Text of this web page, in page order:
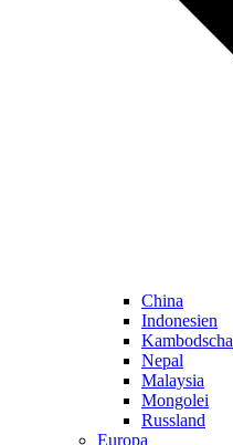
China
Indonesien
Kambodscha
Nepal
Malaysia
Mongolei
Russland
Europa